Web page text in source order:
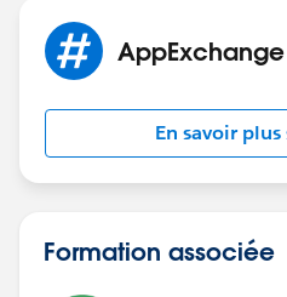
AppExchange
En savoir
Formation associée